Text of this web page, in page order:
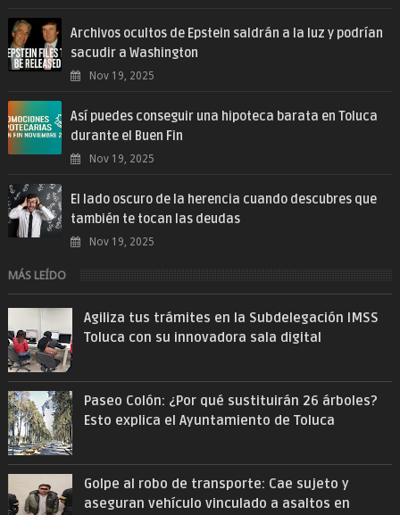
Archivos ocultos de Epstein saldrán a la luz y podrían
sacudir a Washington
Nov 19, 2025
Así puedes conseguir una hipoteca barata en Toluca
durante el Buen Fin
Nov 19, 2025
El lado oscuro de la herencia cuando descubres que
también te tocan las deudas
Nov 19, 2025
MÁS LEÍDO
Agiliza tus trámites en la Subdelegación IMSS
Toluca con su innovadora sala digital
Paseo Colón: ¿Por qué sustituirán 26 árboles?
Esto explica el Ayuntamiento de Toluca
Golpe al robo de transporte: Cae sujeto y
aseguran vehículo vinculado a asaltos en